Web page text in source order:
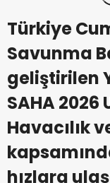
Türkiye
Savunma
geliştirilen
SAHA
Havacılık
hızlara